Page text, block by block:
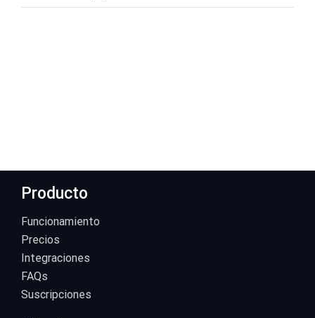
Producto
Funcionamiento
Precios
Integraciones
FAQs
Suscripciones